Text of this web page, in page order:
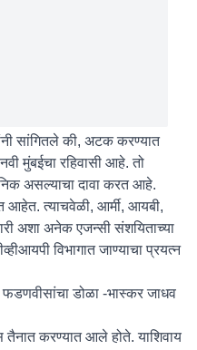
सांगितले की, अटक करण्यात
मुंबईचा रहिवासी आहे. तो
असल्याचा दावा करत आहे.
आहेत. त्याचवेळी, आर्मी, आयबी,
अशा अनेक एजन्सी संशयिताच्या
विभागात जाण्याचा प्रयत्न
फडणवीसांचा डोळा -भास्कर जाधव
तैनात करण्यात आले होते. याशिवाय